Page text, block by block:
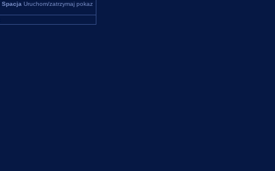
Spacja Uruchom/zatrzymaj pokaz